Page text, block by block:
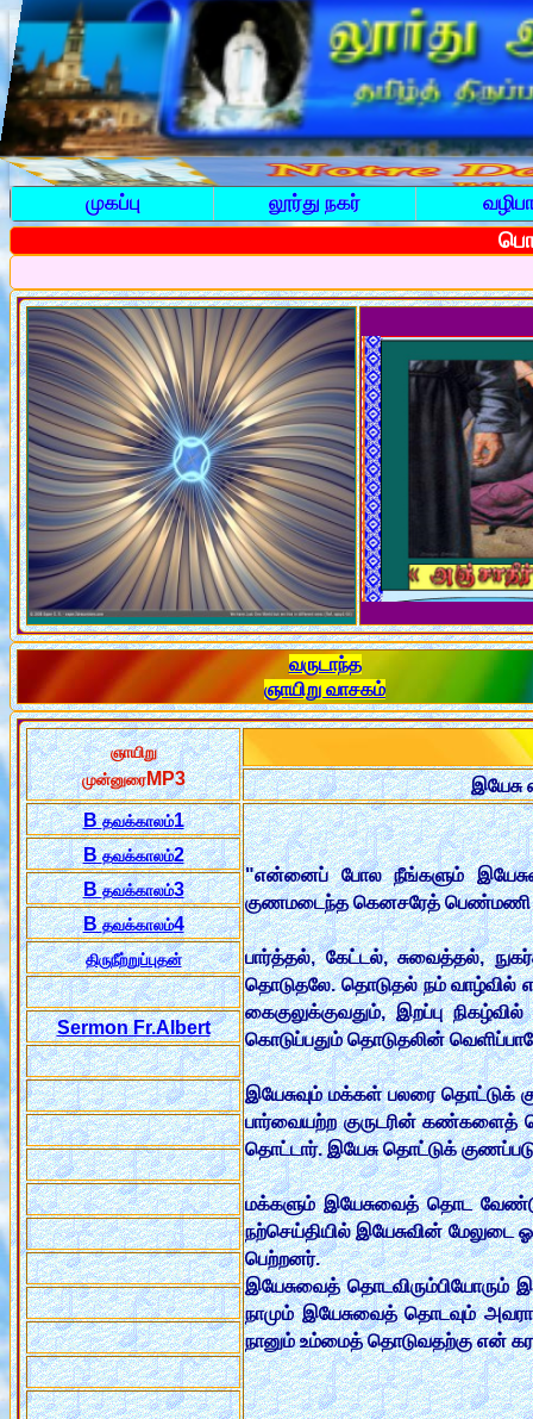
முகப்பு லூர்து நகர்
வருடாந்த
ஞாயிறு வாசகம்
ஞாயிறு
முன்னுரைMP3
Bதவக்காலம்1
"என்னைப் போல நீங்களும்
குணமடைந்த கெனசரேத் பெண்மணி
பார்த்தல், கேட்டல், சுவைத்தல்,
தொடுதலே. தொடுதல் நம் வாழ்வில்
கைகுலுக்குவதும், இறப்பு
கொடுப்பதும் தொடுதலின்
இயேசுவும் மக்கள் பலரை தொட்டுக்
பார்வையற்ற குருடரின் கண்களைத்
தொட்டார். இயேசு தொட்டுக்
மக்களும் இயேசுவைத் தொட
நற்செய்தியில் இயேசுவின்
பெற்றனர்.
இயேசுவைத் தொடவிரும்பியோரும்
நாமும் இயேசுவைத் தொடவும்
நானும் உம்மைத் தொடுவதற்கு என்
Bதவக்காலம்2
Bதவக்காலம்3
Bதவக்காலம்4
திருநீற்றுப்புதன்
Sermon Fr.Albert